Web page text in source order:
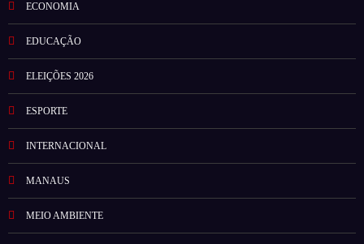
ECONOMIA
EDUCAÇÃO
ELEIÇÕES 2026
ESPORTE
INTERNACIONAL
MANAUS
MEIO AMBIENTE